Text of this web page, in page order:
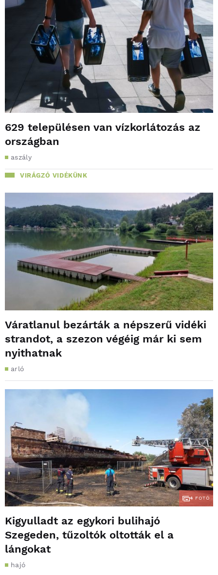
629 településen van vízkorlátozás az
országban
aszály
VIRÁGZÓ VIDÉKÜNK
Váratlanul bezárták a népszerű vidéki
strandot, a szezon végéig már ki sem
nyithatnak
arló
4 FOTÓ
Kigyulladt az egykori bulihajó
Szegeden, tűzoltók oltották el a
lángokat
hajó